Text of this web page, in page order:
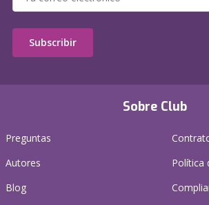
Sobre Club
Preguntas
Autores
Blog
Política
Subscribir